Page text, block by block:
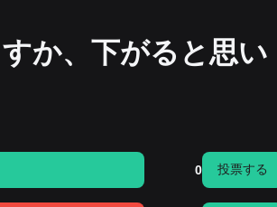
か、下がると思い
0 投票する